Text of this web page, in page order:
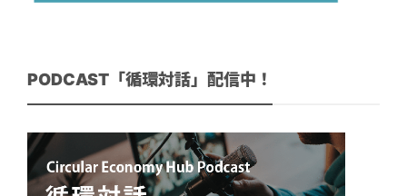
PODCAST「循環対話」配信中！